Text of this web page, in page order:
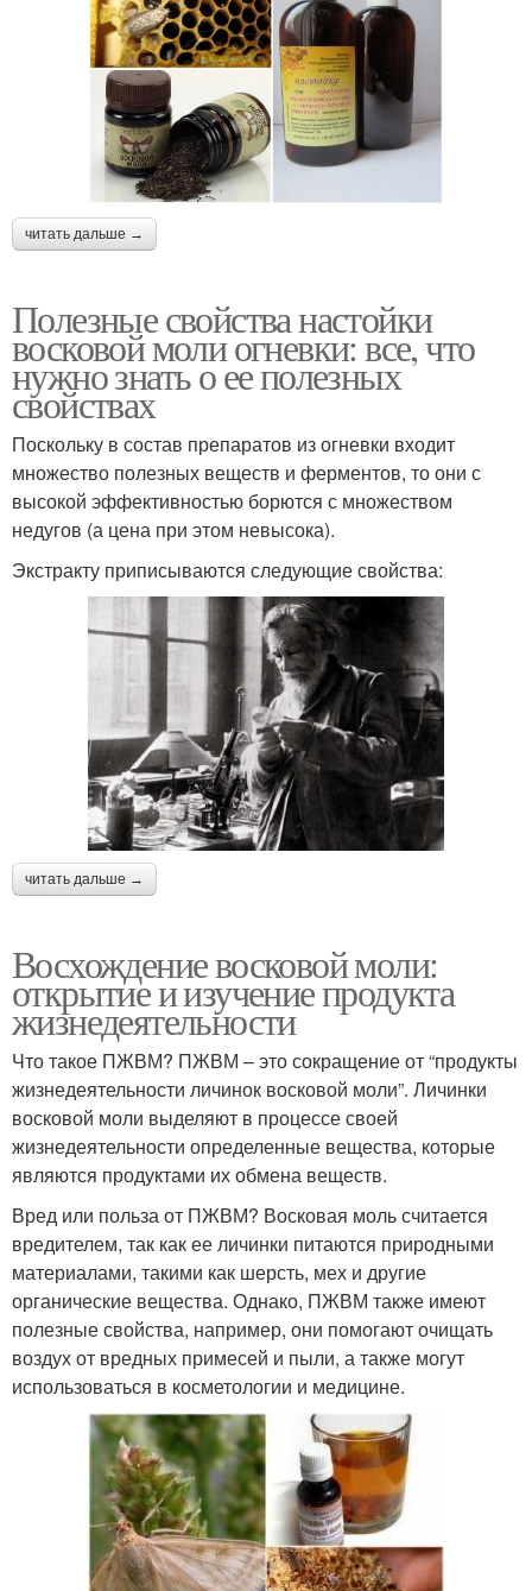
читать дальше →
Полезные свойства настойки
восковой моли огневки: все, что
нужно знать о ее полезных
свойствах
Поскольку в состав препаратов из огневки входит
множество полезных веществ и ферментов, то они с
высокой эффективностью борются с множеством
недугов (а цена при этом невысока).
Экстракту приписываются следующие свойства:
читать дальше →
Восхождение восковой моли:
открытие и изучение продукта
жизнедеятельности
Что такое ПЖВМ? ПЖВМ – это сокращение от “продукты
жизнедеятельности личинок восковой моли”. Личинки
восковой моли выделяют в процессе своей
жизнедеятельности определенные вещества, которые
являются продуктами их обмена веществ.
Вред или польза от ПЖВМ? Восковая моль считается
вредителем, так как ее личинки питаются природными
материалами, такими как шерсть, мех и другие
органические вещества. Однако, ПЖВМ также имеют
полезные свойства, например, они помогают очищать
воздух от вредных примесей и пыли, а также могут
использоваться в косметологии и медицине.